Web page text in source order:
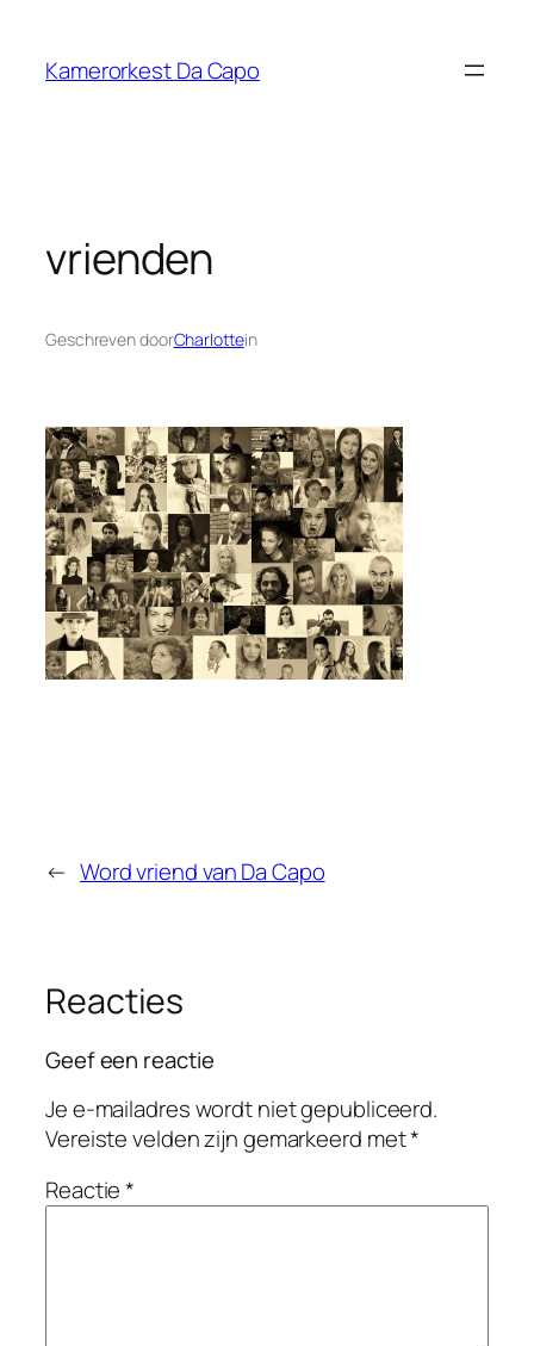
Kamerorkest Da Capo
vrienden
Geschreven doorCharlottein
← Word vriend van Da Capo
Reacties
Geef een reactie
Je e-mailadres wordt niet gepubliceerd.
Vereiste velden zijn gemarkeerd met*
Reactie*